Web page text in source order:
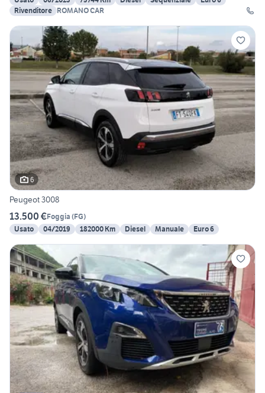
Rivenditore ROMANO CAR
6
Peugeot 3008
13.500 €Foggia (FG)
Usato
04/2019 182000 Km Diesel Manuale Euro 6